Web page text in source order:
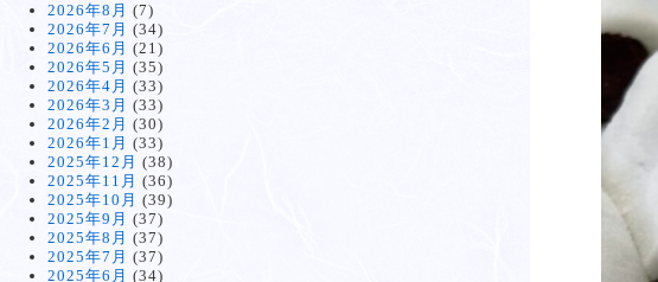
2026年8月 (7)
2026年7月 (34)
2026年6月 (21)
2026年5月 (35)
2026年4月 (33)
2026年3月 (33)
2026年2月 (30)
2026年1月 (33)
2025年12月 (38)
2025年11月 (36)
2025年10月 (39)
2025年9月 (37)
2025年8月 (37)
2025年7月 (37)
2025年6月 (34)